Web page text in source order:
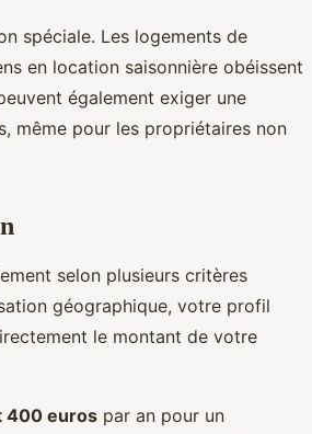
spéciale. Les logements de
en location saisonnière obéissent
également exiger une
même pour les propriétaires non
selon plusieurs critères
géographique, votre profil
le montant de votre
400 euros par an pour un